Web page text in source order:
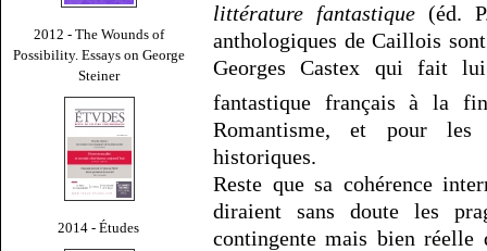
2012 - The Wounds of
Possibility. Essays on George
Steiner
2014 - Études
littérature fantastique (éd.
anthologiques de Caillois
Georges Castex qui fait
fantastique français à la
Romantisme, et pour les
historiques.
Reste que sa cohérence
diraient sans doute les
contingente mais bien